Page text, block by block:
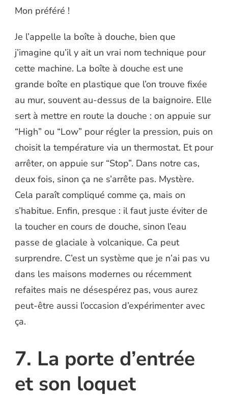
Mon préféré !
Je l’appelle la boîte à douche, bien que
j’imagine qu’il y ait un vrai nom technique pour
cette machine. La boîte à douche est une
grande boîte en plastique que l’on trouve fixée
au mur, souvent au-dessus de la baignoire. Elle
sert à mettre en route la douche : on appuie sur
“High” ou “Low” pour régler la pression, puis on
choisit la température via un thermostat. Et pour
arrêter, on appuie sur “Stop”. Dans notre cas,
deux fois, sinon ça ne s’arrête pas. Mystère.
Cela paraît compliqué comme ça, mais on
s’habitue. Enfin, presque : il faut juste éviter de
la toucher en cours de douche, sinon l’eau
passe de glaciale à volcanique. Ca peut
surprendre. C’est un système que je n’ai pas vu
dans les maisons modernes ou récemment
refaites mais ne désespérez pas, vous aurez
peut-être aussi l’occasion d’expérimenter avec
ça.
7. La porte d’entrée
et son loquet